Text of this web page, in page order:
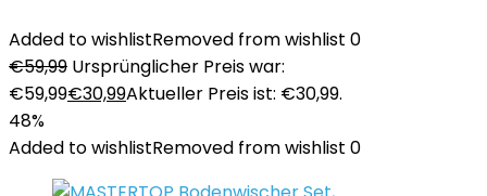
Added to wishlistRemoved from wishlist 0
€59,99 Ursprünglicher Preis war:
€59,99€30,99Aktueller Preis ist: €30,99.
48%
Added to wishlistRemoved from wishlist 0